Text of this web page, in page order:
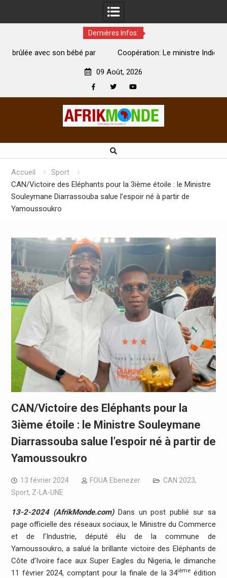
Dernières Infos:
Coopération: Le ministre Indien Kirti Vardhan Singh à
09 Août, 2026
Accueil
Sport
CAN/Victoire des Eléphants pour la 3ième étoile : le Ministre
Souleymane Diarrassouba salue l’espoir né à partir de
Yamoussoukro
CAN/Victoire des Eléphants pour la
3ième étoile : le Ministre Souleymane
Diarrassouba salue l’espoir né à partir de
Yamoussoukro
13 février 2024 FOUA Ebenezer CAN 2023,
Sport, Z-LA-UNE
13-2-2024 (AfrikMonde.com)Dans un post publié sur sa
page officielle des réseaux sociaux, le Ministre du Commerce
et de l’Industrie, député élu de la commune de
Yamoussoukro, a salué la brillante victoire des Eléphants de
Côte d’Ivoire face aux Super Eagles du Nigeria, le dimanche
11 février 2024, comptant pour la finale de la 34ième édition